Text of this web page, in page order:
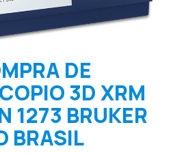
DE
3D XRM
1273 BRUKER
BRASIL